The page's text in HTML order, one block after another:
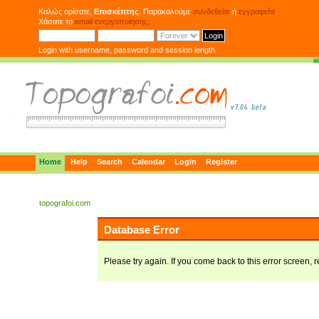
Καλώς ορίσατε, Επισκέπτης . Παρακαλούμε συνδεθείτε ή εγγραφείτε
Χάσατε το email ενεργοποίησης;
Login with username, password and session length
Home Help Search Calendar Login Register
topografoi.com
Database Error
Please try again. If you come back to this error screen,